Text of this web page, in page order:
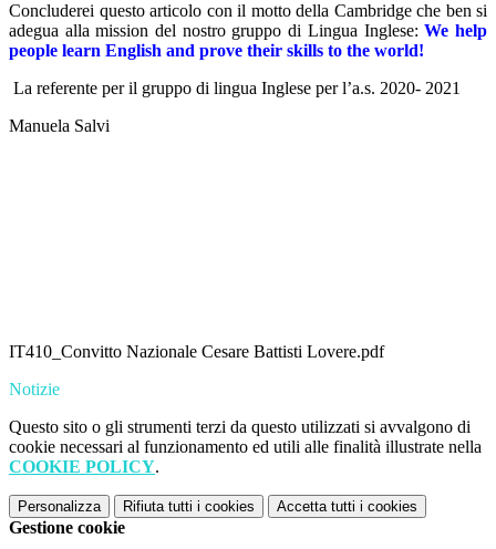
Concluderei questo articolo con il motto della Cambridge che ben si
adegua alla mission del nostro gruppo di Lingua Inglese:We help
people learn English and prove their skills to the world!
La referente per il gruppo di lingua Inglese per l’a.s. 2020- 2021
Manuela Salvi
IT410_Convitto Nazionale Cesare Battisti Lovere.pdf
Notizie
Questo sito o gli strumenti terzi da questo utilizzati si avvalgono di
cookie necessari al funzionamento ed utili alle finalità illustrate nella
COOKIE POLICY.
Personalizza Rifiuta tutti i cookies Accetta tutti i cookies
Gestione cookie